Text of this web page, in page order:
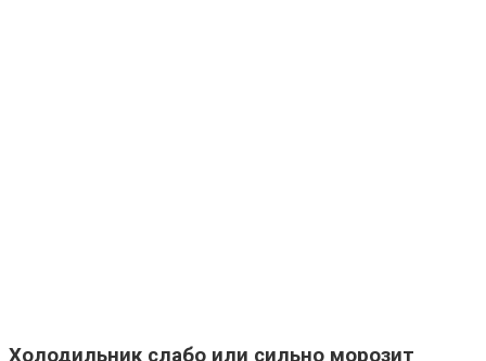
Холодильник слабо или сильно морозит